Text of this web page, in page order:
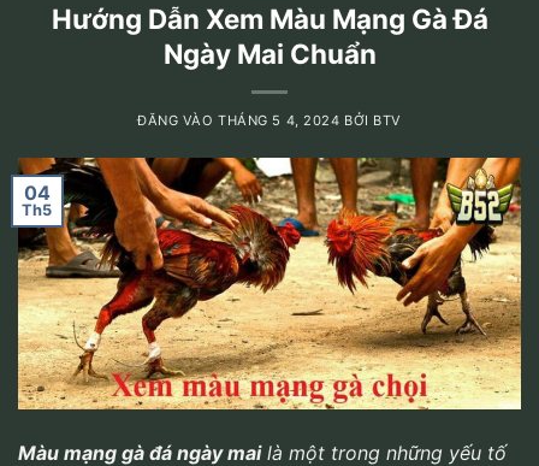
Hướng Dẫn Xem Màu Mạng Gà Đá
Ngày Mai Chuẩn
ĐĂNG VÀOTHÁNG 5 4, 2024 BỞI BTV
04
Th5
Màu mạng gà đá ngày mailà một trong những yếu tố